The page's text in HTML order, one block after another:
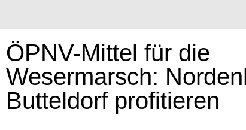
ÖPNV-Mittel für die
Wesermarsch:
Butteldorf profitieren